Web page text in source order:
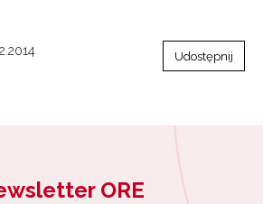
Udostępnij
ORE